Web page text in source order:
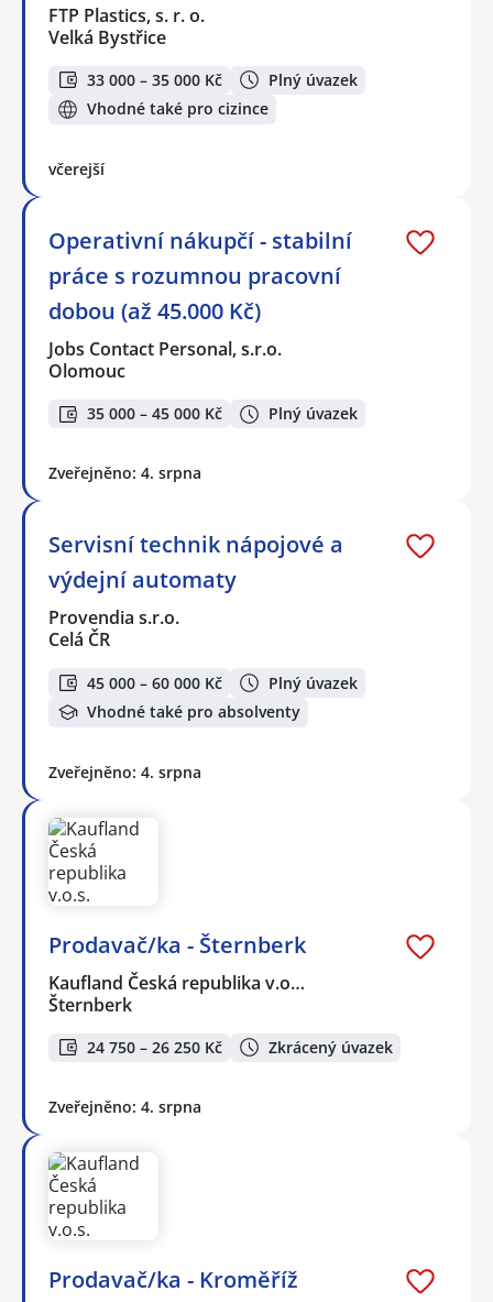
FTP Plastics, s. r. o.
Velká Bystřice
33 000 – 35 000 Kč
Plný úvazek
Vhodné také pro cizince
včerejší
Operativní nákupčí - stabilní
práce s rozumnou pracovní
dobou (až 45.000 Kč)
Jobs Contact Personal, s.r.o.
Olomouc
35 000 – 45 000 Kč Plný úvazek
Zveřejněno: 4. srpna
Servisní technik nápojové a
výdejní automaty
Provendia s.r.o.
Celá ČR
45 000 – 60 000 Kč
Plný úvazek
Vhodné také pro absolventy
Zveřejněno: 4. srpna
Prodavač/ka - Šternberk
Kaufland Česká republika v.o…
Šternberk
24 750 – 26 250 Kč Zkrácený úvazek
Zveřejněno: 4. srpna
Prodavač/ka - Kroměříž